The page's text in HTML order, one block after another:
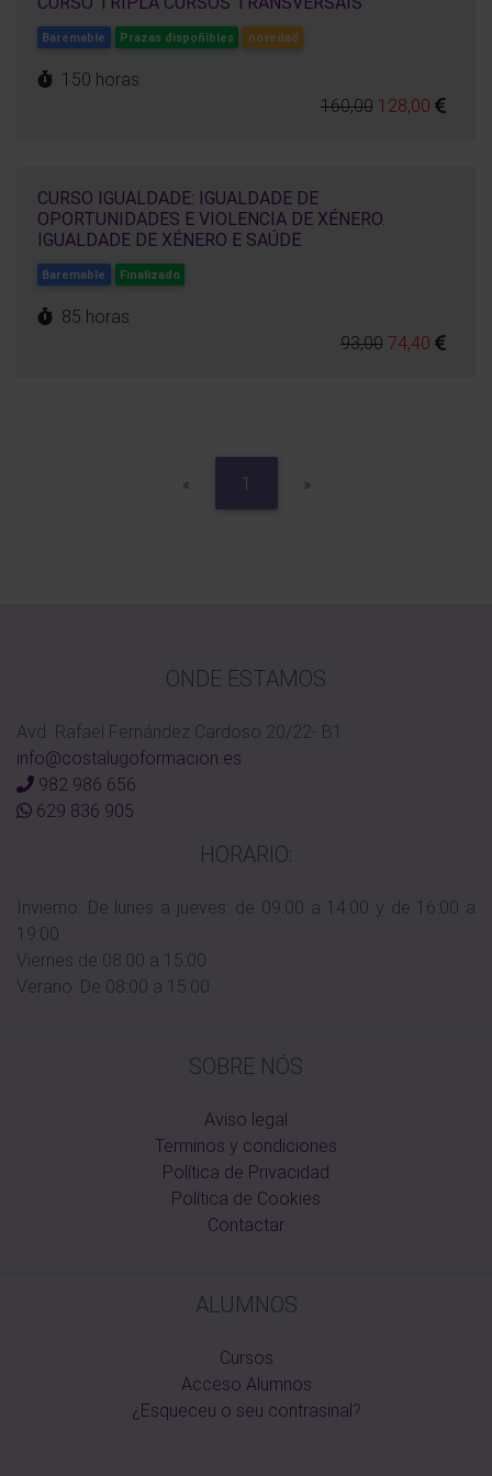
Baremable Prazas dispoñibles novedad
150 horas
160,00 128,00
CURSO IGUALDADE: IGUALDADE DE
OPORTUNIDADES E VIOLENCIA DE XÉNERO.
IGUALDADE DE XÉNERO E SAÚDE
Baremable Finalizado
85 horas
93,00 74,40
«Previous1 »Next
ONDE ESTAMOS
Avd. Rafael Fernández Cardoso 20/22- B1
info@costalugoformacion.es
982 986 656
629 836 905
HORARIO:
Invierno: De lunes a jueves: de 09:00 a 14:00 y de 16:00 a
19:00
Viernes de 08:00 a 15:00
Verano: De 08:00 a 15:00
SOBRE NÓS
Aviso legal
Terminos y condiciones
Política de Privacidad
Política de Cookies
Contactar
ALUMNOS
Cursos
Acceso Alumnos
¿Esqueceu o seu contrasinal?